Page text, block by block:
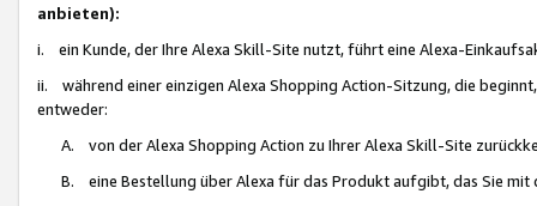
anbieten):
i. ein Kunde, der Ihre Alexa Skill-Site nutzt, führt eine Alexa-
ii. während einer einzigen Alexa Shopping Action-Sitzung, die
entweder:
A. von der Alexa Shopping Action zu Ihrer Alexa Skill-Site
B. eine Bestellung über Alexa für das Produkt aufgibt, das Sie mit